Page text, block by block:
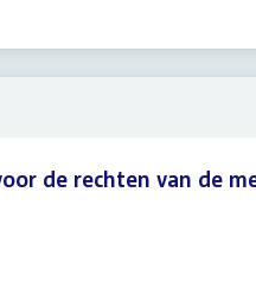
de rechten van de